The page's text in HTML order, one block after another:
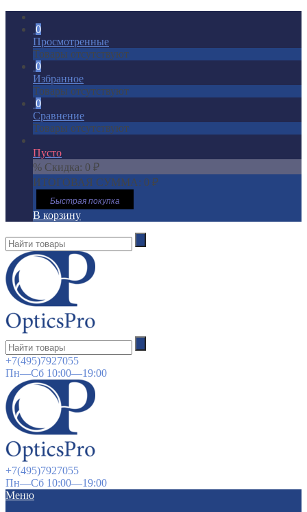
0
Просмотренные
Товары отсутствуют
0
Избранное
Товары отсутствуют
0
Сравнение
Товары отсутствуют
Пусто
% Скидка: 0 ₽
ИТОГОВАЯ СУММА: 0 ₽
Быстрая покупка
В корзину
+7(495)7927055
Пн—Сб 10:00—19:00
+7(495)7927055
Пн—Сб 10:00—19:00
Меню